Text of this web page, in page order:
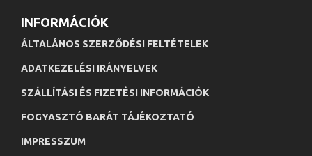
INFORMÁCIÓK
ÁLTALÁNOS SZERZŐDÉSI FELTÉTELEK
ADATKEZELÉSI IRÁNYELVEK
SZÁLLÍTÁSI ÉS FIZETÉSI INFORMÁCIÓK
FOGYASZTÓ BARÁT TÁJÉKOZTATÓ
IMPRESSZUM